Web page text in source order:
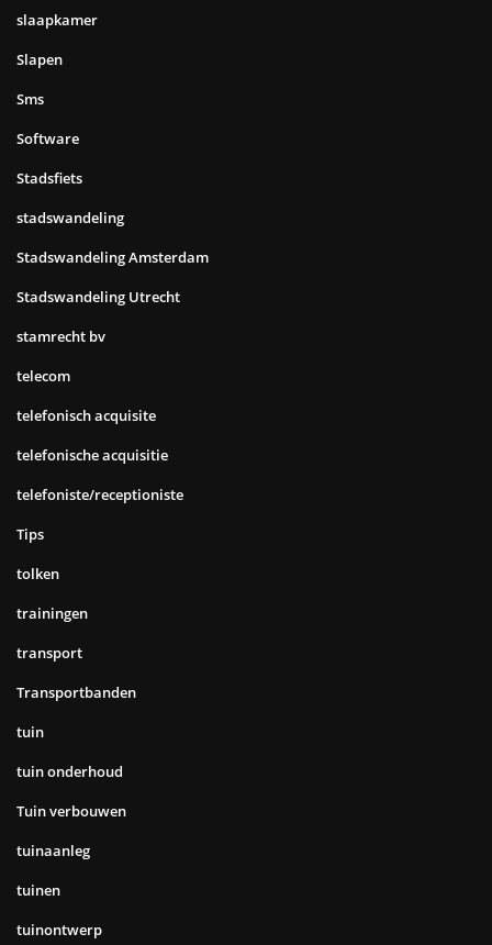
slaapkamer
Slapen
Sms
Software
Stadsfiets
stadswandeling
Stadswandeling Amsterdam
Stadswandeling Utrecht
stamrecht bv
telecom
telefonisch acquisite
telefonische acquisitie
telefoniste/receptioniste
Tips
tolken
trainingen
transport
Transportbanden
tuin
tuin onderhoud
Tuin verbouwen
tuinaanleg
tuinen
tuinontwerp